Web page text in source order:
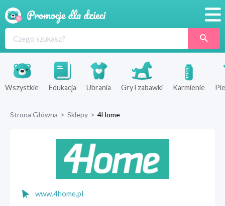
Produkty
Sklepy
Wszystkie Edukacja Ubrania Gry i zabawki Karmienie
Strona Główna > Sklepy > 4Home
www.4home.pl